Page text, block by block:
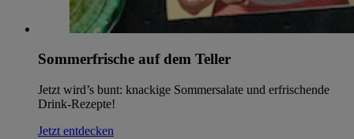
Sommerfrische auf dem Teller
Jetzt wird’s bunt: knackige Sommersalate und erfrischende
Drink-Rezepte!
Jetzt entdecken